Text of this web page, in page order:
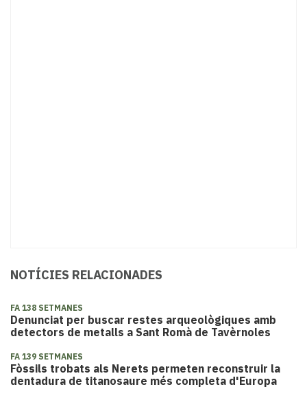
NOTÍCIES RELACIONADES
FA 138 SETMANES
Denunciat per buscar restes arqueològiques amb
detectors de metalls a Sant Romà de Tavèrnoles
FA 139 SETMANES
Fòssils trobats als Nerets permeten reconstruir la
dentadura de titanosaure més completa d'Europa